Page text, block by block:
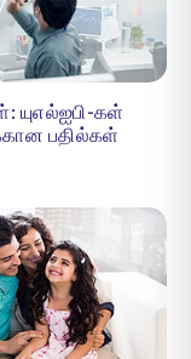
யுஎல்ஐபி-கள்
பதில்கள்